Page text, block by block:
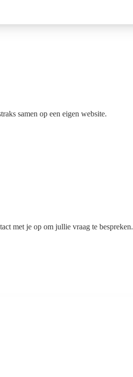
samen op een eigen website.
met je op om jullie vraag te bespreken.